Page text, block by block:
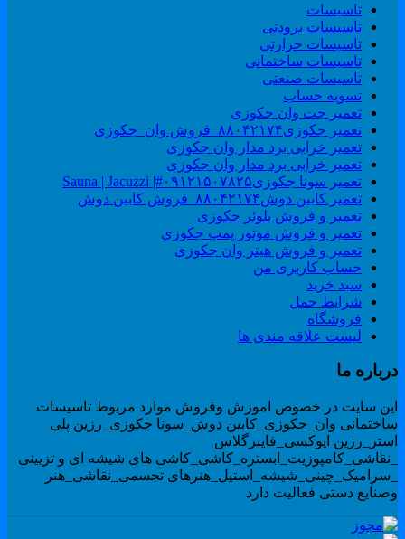
تاسیسات
تاسیسات برودتی
تاسیسات حرارتی
تاسیسات ساختمانی
تاسیسات صنعتی
تسویه حساب
تعمیر جت وان جکوزی
تعمیر جکوزی۸۸۰۴۲۱۷۴_فروش وان_جکوزی
تعمیر خرابی برد مدار وان جکوزی
تعمیر خرابی برد مدار وان جکوزی
تعمیر سونا جکوزی۰۹۱۲۱۵۰۷۸۲۵#| Sauna | Jacuzzi
تعمیر کابین دوش۸۸۰۴۲۱۷۴_فروش کابین دوش
تعمیر و فروش بلوئر جکوزی
تعمیر و فروش موتور پمپ جکوزی
تعمیر و فروش هیتر وان جکوزی
حساب کاربری من
سبد خرید
شرایط حمل
فروشگاه
لیست علاقه مندی ها
ما
سایت در خصوص اموزش وفروش موارد مربوط تاسیسات
وان_جکوزی_کابین دوش_سونا جکوزی_رزین پلی
اپوکسی_فایبرگلاس
های شیشه ای و تزیینی
تجسمی_نقاشی_هنر
دستی فعالیت دارد